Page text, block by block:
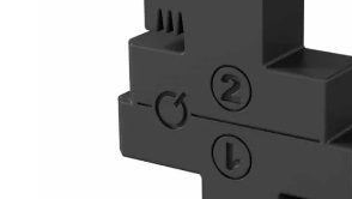
Omschrijving
is het materiaal van dit